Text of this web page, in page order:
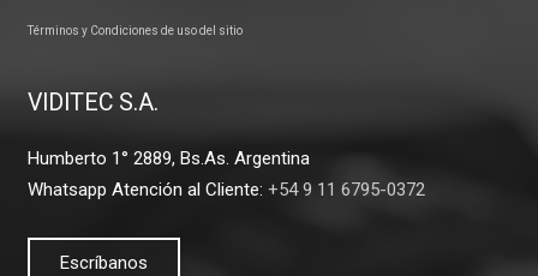
Términos y Condiciones de uso del sitio
VIDITEC S.A.
Humberto 1° 2889, Bs.As. Argentina
Whatsapp Atención al Cliente: +54 9 11 6795-0372
Escríbanos